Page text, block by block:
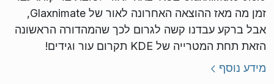
זמן מה מאז ההוצאה האחרונה לאור של Glaxnimate,
אבל ברקע עבדנו קשה לגרום לכך שהמהדורה הראשונה
הזאת תחת המטרייה של KDE תקרום עור וגידים!
מידע נוסף